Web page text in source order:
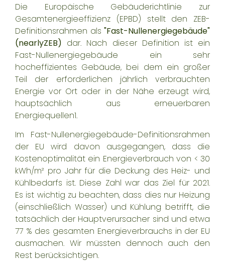
Die Europäische Gebäuderichtlinie zur
Gesamtenergieeffizienz (EPBD) stellt den ZEB-
Definitionsrahmen als "Fast-Nullenergiegebäude"
(nearlyZEB) dar. Nach dieser Definition ist ein
Fast-Nullenergiegebäude ein sehr
hocheffizientes Gebäude, bei dem ein großer
Teil der erforderlichen jährlich verbrauchten
Energie vor Ort oder in der Nähe erzeugt wird,
hauptsächlich aus erneuerbaren
Energiequellen1.
Im Fast-Nullenergiegebäude-Definitionsrahmen
der EU wird davon ausgegangen, dass die
Kostenoptimalität ein Energieverbrauch von < 30
kWh/m² pro Jahr für die Deckung des Heiz- und
Kühlbedarfs ist. Diese Zahl war das Ziel für 2021.
Es ist wichtig zu beachten, dass dies nur Heizung
(einschließlich Wasser) und Kühlung betrifft, die
tatsächlich der Hauptverursacher sind und etwa
77 % des gesamten Energieverbrauchs in der EU
ausmachen. Wir müssten dennoch auch den
Rest berücksichtigen.